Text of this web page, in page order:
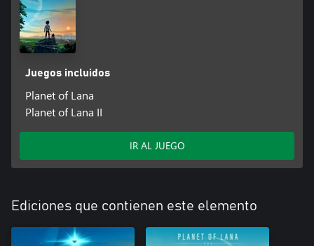
Una historia de ciencia ficción emotiva y desarrollada con mimo
Descubre la verdad sobre el planeta y el pasado de Mui en una
aventura cinemática con una banda sonora orquestal que dura
en torno a seis u ocho horas.
Juegos incluidos
Planet of Lana
Planet of Lana II
IR AL JUEGO
Ediciones que contienen este elemento